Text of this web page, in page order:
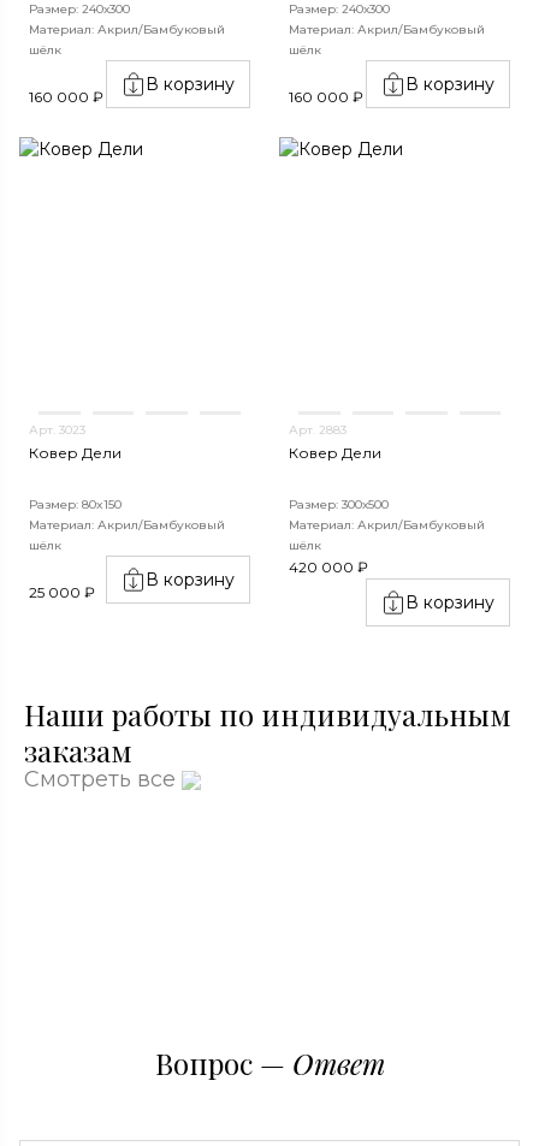
Размер: 240х300
Материал: Акрил/Бамбуковый
шёлк
160 000 ₽
В корзину
Размер: 240х300
Материал: Акрил/Бамбуковый
шёлк
160 000 ₽
В корзину
Арт. 3023
Ковер Дели
Размер: 80x150
Материал: Акрил/Бамбуковый
шёлк
25 000 ₽
В корзину
Арт. 2883
Ковер Дели
Размер: 300х500
Материал: Акрил/Бамбуковый
шёлк
420 000 ₽
В корзину
Наши работы по индивидуальным
заказам
Смотреть все
Вопрос — Ответ